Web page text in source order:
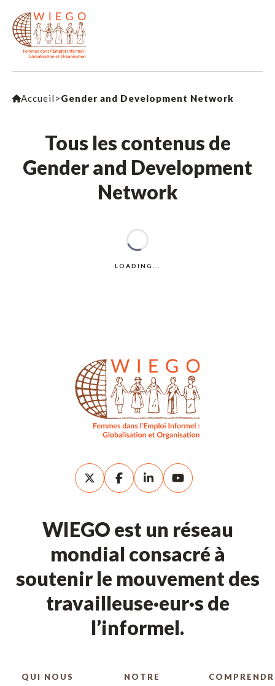
Accueil >Gender and Development Network
Tous les contenus de
Gender and Development
Network
WIEGO est un réseau
mondial consacré à
soutenir le mouvement des
travailleuse·eur·s de
l’informel.
QUI NOUS
NOTRE